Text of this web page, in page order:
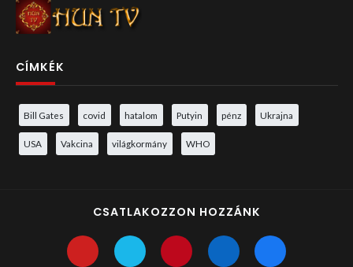
CÍMKÉK
Bill Gates covid hatalom Putyin pénz Ukrajna
USA Vakcina világkormány WHO
CSATLAKOZZON HOZZÁNK